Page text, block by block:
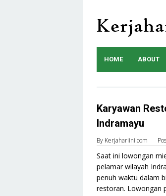
content
HOME ABOUT
Karyawan
Indramayu
By Kerjahariini.com
Saat ini lowongan
pelamar wilayah
penuh waktu dalam
restoran. Lowongan